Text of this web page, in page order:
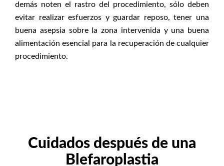
demás noten el rastro del procedimiento, sólo deben
evitar realizar esfuerzos y guardar reposo, tener una
buena asepsia sobre la zona intervenida y una buena
alimentación esencial para la recuperación de cualquier
procedimiento.
Cuidados después de una
Blefaroplastia